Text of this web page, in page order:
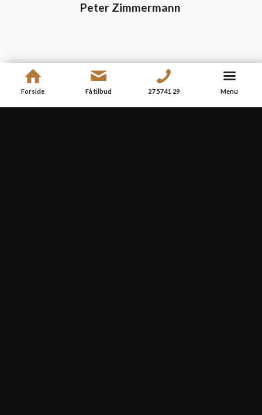
Peter Zimmermann
Facebook Trustpilot
Forside Få tilbud 27 57 41 29​ Menu